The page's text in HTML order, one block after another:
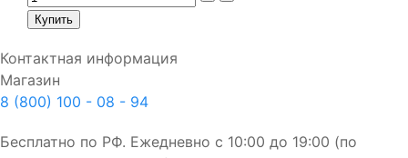
Контактная информация
Магазин
8 (800) 100 - 08 - 94
Бесплатно по РФ. Ежедневно с 10:00 до 19:00 (по